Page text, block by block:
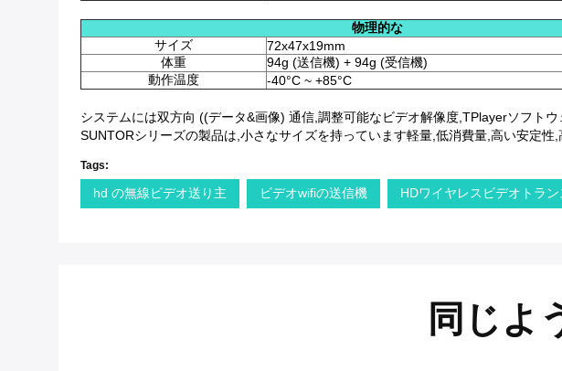
物理的な
サイズ
72x47x19mm
体重
94g (送信機) + 94g (受信機)
動作温度
-40°C ~ +85°C
システムには双方向 ((データ&画像) 通信,調整可能なビデオ解像度,TPlayerソフト
SUNTORシリーズの製品は,小さなサイズを持っています軽量,低消費量,高い安定
Tags:
hd の無線ビデオ送り主 ビデオwifiの送信機 HDワイヤレスビデオトラ
同じよ